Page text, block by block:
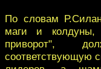
По словам
маги и колдуны,
приворот",
соответствующую